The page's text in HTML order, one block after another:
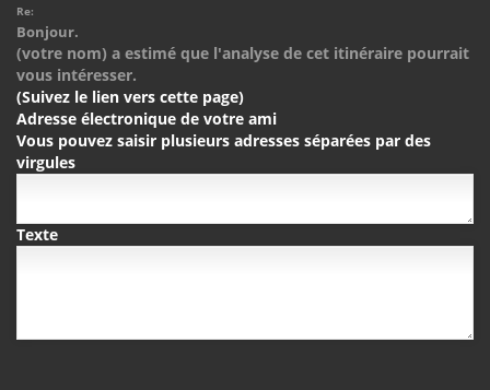
Re:
Bonjour.
(votre nom) a estimé que l'analyse de cet itinéraire pourrait
vous intéresser.
(Suivez le lien vers cette page)
Adresse électronique de votre ami
Vous pouvez saisir plusieurs adresses séparées par des
virgules
Texte